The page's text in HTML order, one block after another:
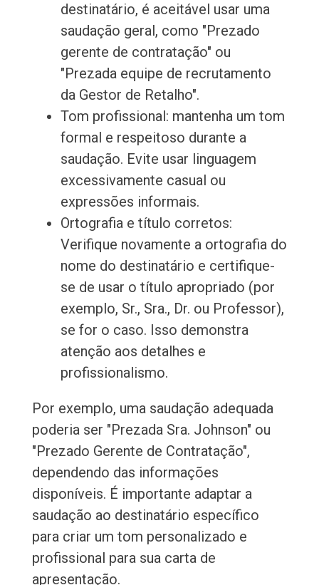
destinatário, é aceitável usar uma
saudação geral, como "Prezado
gerente de contratação" ou
"Prezada equipe de recrutamento
da Gestor de Retalho".
Tom profissional: mantenha um tom
formal e respeitoso durante a
saudação. Evite usar linguagem
excessivamente casual ou
expressões informais.
Ortografia e título corretos:
Verifique novamente a ortografia do
nome do destinatário e certifique-
se de usar o título apropriado (por
exemplo, Sr., Sra., Dr. ou Professor),
se for o caso. Isso demonstra
atenção aos detalhes e
profissionalismo.
Por exemplo, uma saudação adequada
poderia ser "Prezada Sra. Johnson" ou
"Prezado Gerente de Contratação",
dependendo das informações
disponíveis. É importante adaptar a
saudação ao destinatário específico
para criar um tom personalizado e
profissional para sua carta de
apresentação.